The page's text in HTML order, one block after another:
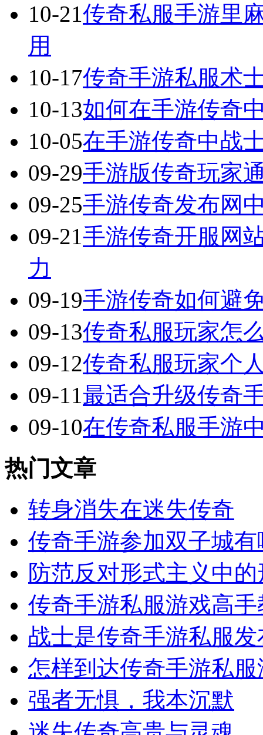
10-21传奇私服手游里
用
10-17传奇手游私服术
10-13如何在手游传奇
10-05在手游传奇中战
09-29手游版传奇玩家
09-25手游传奇发布网
09-21手游传奇开服网
力
09-19手游传奇如何避
09-13传奇私服玩家怎
09-12传奇私服玩家个
09-11最适合升级传奇
09-10在传奇私服手游
热门文章
转身消失在迷失传奇
传奇手游参加双子城
防范反对形式主义中
传奇手游私服游戏高
战士是传奇手游私服
怎样到达传奇手游私
强者无惧，我本沉默